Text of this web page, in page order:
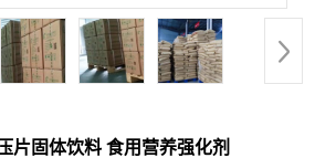
片固体饮料 食用营养强化剂